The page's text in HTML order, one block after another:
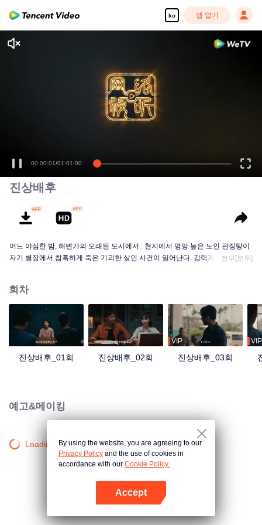
ko 앱 열기
00:00:01/01:01:00
진상배후
어느 야심한 밤, 해변가의 오래된 도시에서 . 현지에서 명망 높은 노인 관징탕이
자기 별장에서 참혹하게 죽은 기괴한 살인 사건이 일어난다. 강력계 팀장 안핑
다. 이와 동시에 관징탕과 관계가 좋은 사람들이 속속들이 죽어나가고, 안핑과
상제는 오래된 사건을 발견하게 되면서 안핑의 사부이자 상제의 아버지가 그 사
건에 의해 죽은 것을 알게 되는데...
전부[모두]
회차
진상배후_01회 진상배후_02회
VIP
진상배후_03회
VIP
예고&메이킹
Loading…By using the website, you are agreeing to our
Privacy Policy and the use of cookies in
accordance with our Cookie Policy.
Accept